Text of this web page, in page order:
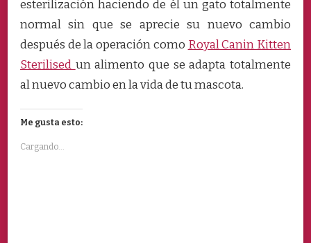
esterilización haciendo de él un gato totalmente
normal sin que se aprecie su nuevo cambio
después de la operación como Royal Canin Kitten
Sterilised un alimento que se adapta totalmente
al nuevo cambio en la vida de tu mascota.
Me gusta esto:
Cargando...